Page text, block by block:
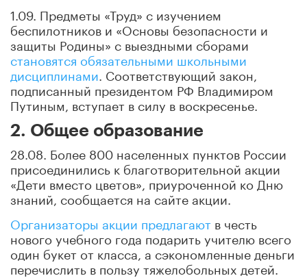
1.09. Предметы «Труд» с изучением
беспилотников и «Основы безопасности и
защиты Родины» с выездными сборами
становятся обязательными школьными
дисциплинами . Соответствующий закон,
подписанный президентом РФ Владимиром
Путиным, вступает в силу в воскресенье.
2. Общее образование
28.08. Более 800 населенных пунктов России
присоединились к благотворительной акции
«Дети вместо цветов», приуроченной ко Дню
знаний, сообщается на сайте акции.
Организаторы акции предлагают в честь
нового учебного года подарить учителю всего
один букет от класса, а сэкономленные деньги
перечислить в пользу тяжелобольных детей.